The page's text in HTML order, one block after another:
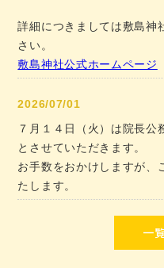
詳細につきましては敷島神
さい。
敷島神社公式ホームページ
2026/07/01
７月１４日（火）は院長
とさせていただきます。
お手数をおかけしますが、
たします。
一